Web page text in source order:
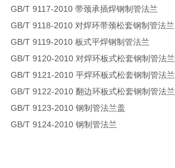
GB/T 9117-2010 带颈承插焊钢制管法兰
GB/T 9118-2010 对焊环带颈松套钢制管法兰
GB/T 9119-2010 板式平焊钢制管法兰
GB/T 9120-2010 对焊环板式松套钢制管法兰
GB/T 9121-2010 平焊环板式松套钢制管法兰
GB/T 9122-2010 翻边环板式松套钢制管法兰
GB/T 9123-2010 钢制管法兰盖
GB/T 9124-2010 钢制管法兰